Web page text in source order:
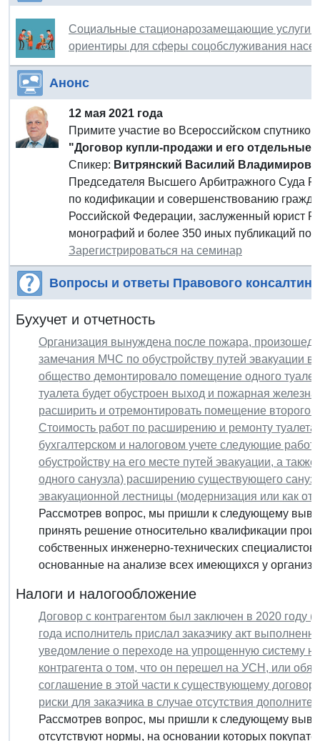
Социальные стационарозамещающие
ориентиры для сферы соцобслуживания
Анонс
12 мая 2021 года
Примите участие во Всероссийском
"Договор купли-продажи и его отдельные
Спикер: Витрянский Василий
Председателя Высшего Арбитражного Суда
по кодификации и совершенствованию
Российской Федерации, заслуженный юрист
монографий и более 350 иных публикаций по
Зарегистрироваться на семинар
Вопросы и ответы Правового
Бухучет и отчетность
Организация вынуждена после пожара,
замечания МЧС по обустройству путей эвакуации
общество демонтировало помещение одного
туалета будет обустроен выход и пожарная
расширить и отремонтировать помещение второго
Стоимость работ по расширению и ремонту
бухгалтерском и налоговом учете следующие
обустройству на его месте путей эвакуации, а
одного санузла) расширению существующего
эвакуационной лестницы (модернизация или как
Рассмотрев вопрос, мы пришли к следующему
принять решение относительно квалификации
собственных инженерно-технических
основанные на анализе всех имеющихся у
Налоги и налогообложение
Договор с контрагентом был заключен в 2020 году
года исполнитель прислал заказчику акт
уведомление о переходе на упрощенную систему
контрагента о том, что он перешел на УСН, или
соглашение в этой части к существующему
риски для заказчика в случае отсутствия
Рассмотрев вопрос, мы пришли к следующему
отсутствуют нормы, на основании которых